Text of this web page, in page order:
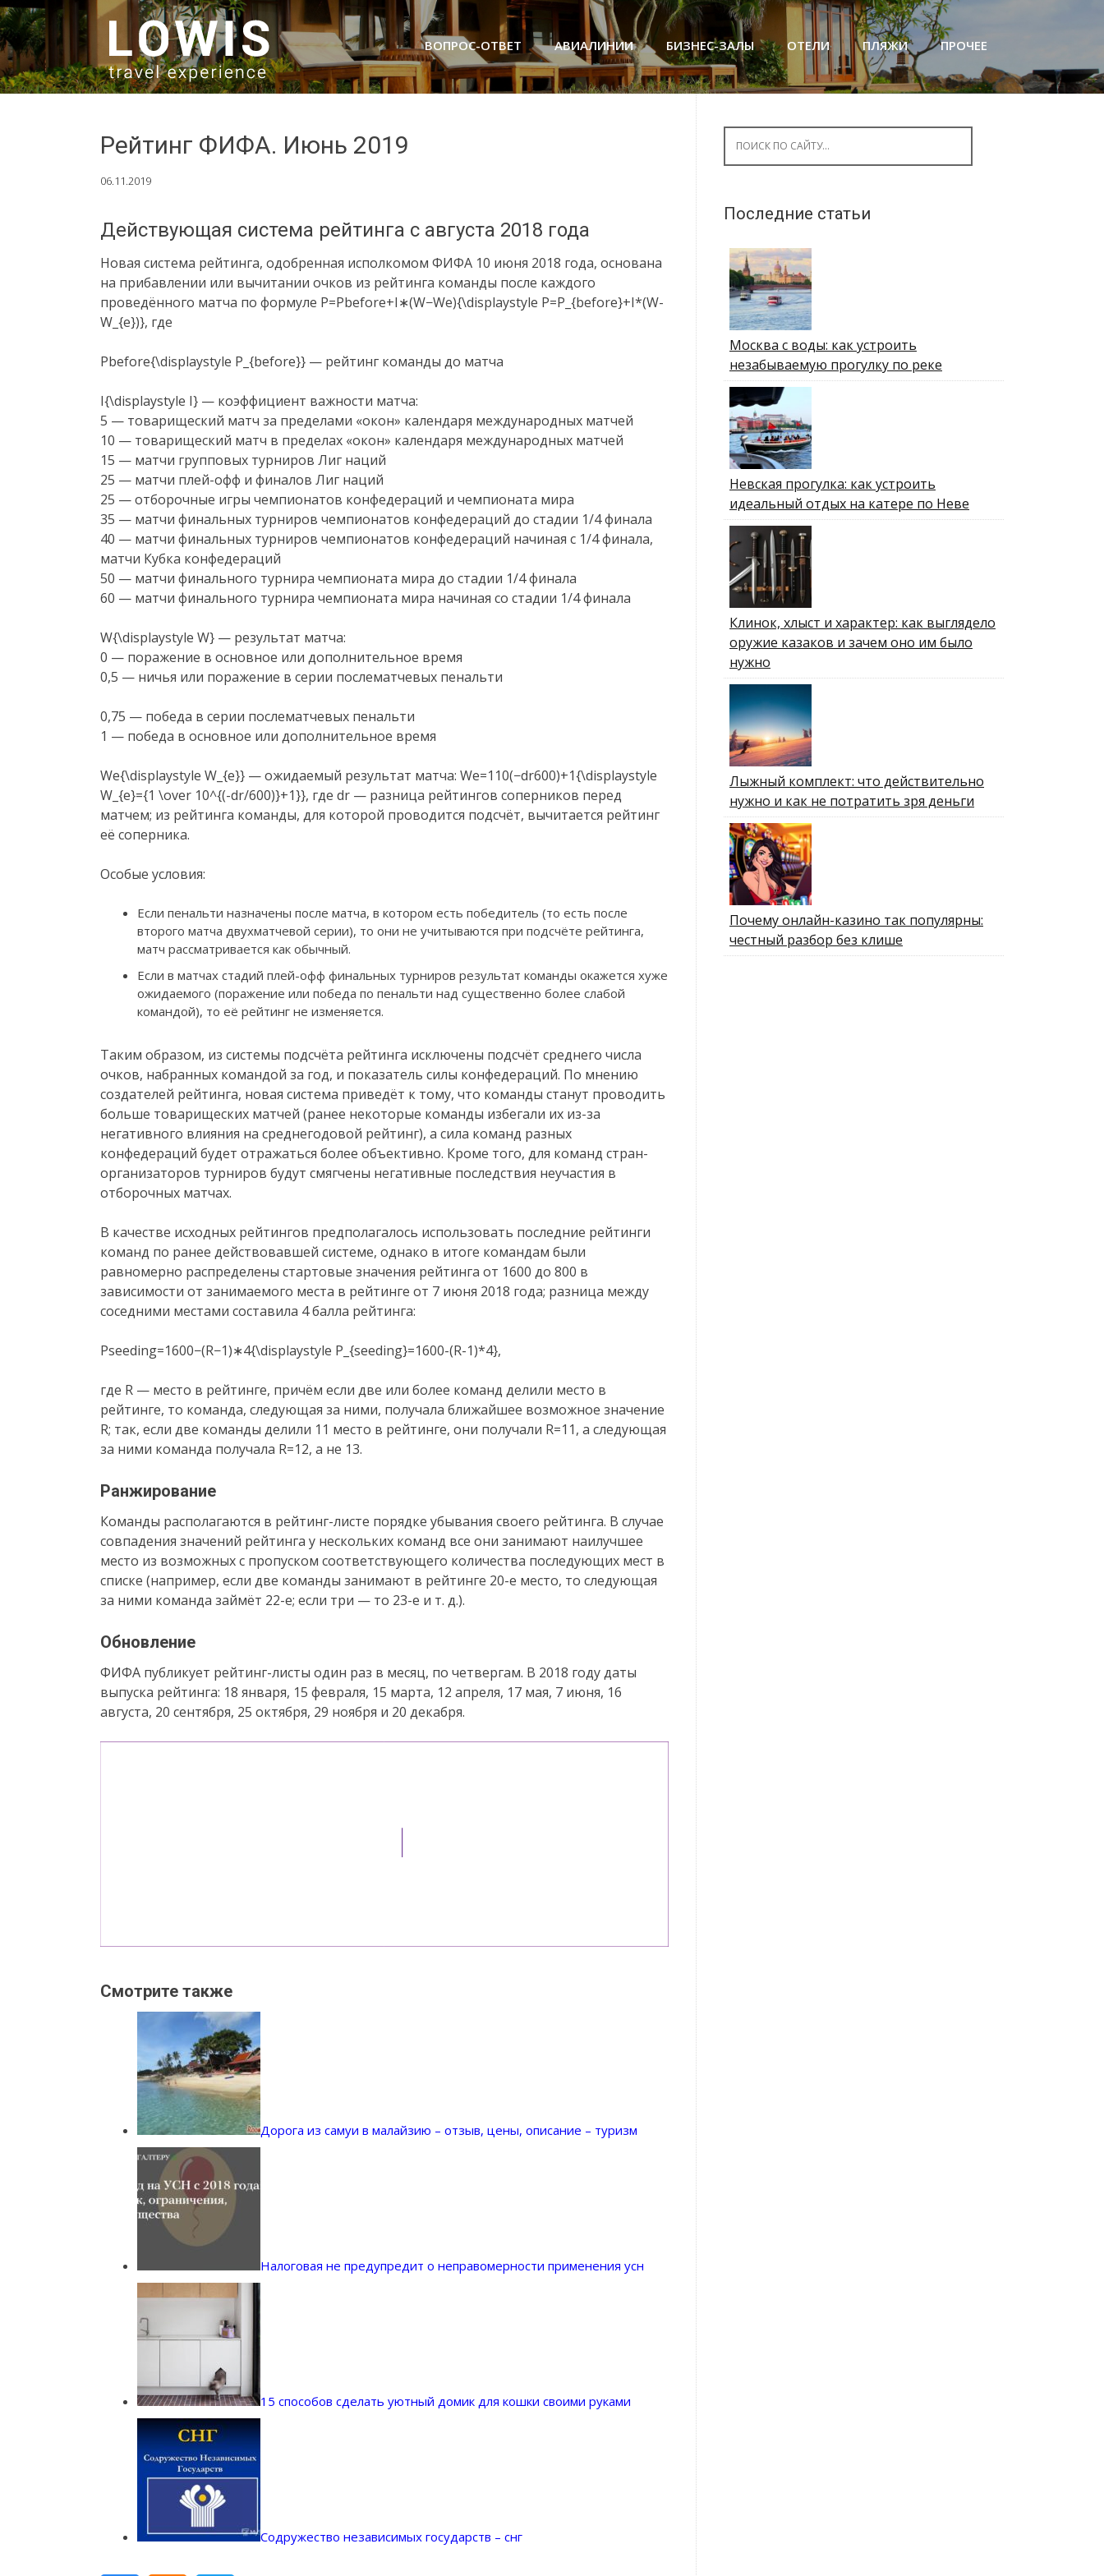
SKIP TO CONTENT ПРОЧЕЕ
ПЛЯЖИ
ОТЕЛИ
БИЗНЕС-ЗАЛЫ
АВИАЛИНИИ
ВОПРОС-ОТВЕТ
Рейтинг ФИФА. Июнь 2019
06.11.2019
Действующая система рейтинга с августа 2018 года
Новая система рейтинга, одобренная исполкомом ФИФА 10 июня 2018 года, основана
на прибавлении или вычитании очков из рейтинга команды после каждого
проведённого матча по формуле P=Pbefore+I∗(W−We){\displaystyle P=P_{before}+I*(W-
W_{e})}, где
Pbefore{\displaystyle P_{before}} — рейтинг команды до матча
I{\displaystyle I} — коэффициент важности матча:
5 — товарищеский матч за пределами «окон» календаря международных матчей
10 — товарищеский матч в пределах «окон» календаря международных матчей
15 — матчи групповых турниров Лиг наций
25 — матчи плей-офф и финалов Лиг наций
25 — отборочные игры чемпионатов конфедераций и чемпионата мира
35 — матчи финальных турниров чемпионатов конфедераций до стадии 1/4 финала
40 — матчи финальных турниров чемпионатов конфедераций начиная с 1/4 финала,
матчи Кубка конфедераций
50 — матчи финального турнира чемпионата мира до стадии 1/4 финала
60 — матчи финального турнира чемпионата мира начиная со стадии 1/4 финала
W{\displaystyle W} — результат матча:
0 — поражение в основное или дополнительное время
0,5 — ничья или поражение в серии послематчевых пенальти
0,75 — победа в серии послематчевых пенальти
1 — победа в основное или дополнительное время
We{\displaystyle W_{e}} — ожидаемый результат матча: We=110(−dr600)+1{\displaystyle
W_{e}={1 \over 10^{(-dr/600)}+1}}, где dr — разница рейтингов соперников перед
матчем; из рейтинга команды, для которой проводится подсчёт, вычитается рейтинг
её соперника.
Особые условия:
Если пенальти назначены после матча, в котором есть победитель (то есть после
второго матча двухматчевой серии), то они не учитываются при подсчёте рейтинга,
матч рассматривается как обычный.
Если в матчах стадий плей-офф финальных турниров результат команды окажется хуже
ожидаемого (поражение или победа по пенальти над существенно более слабой
командой), то её рейтинг не изменяется.
Таким образом, из системы подсчёта рейтинга исключены подсчёт среднего числа
очков, набранных командой за год, и показатель силы конфедераций. По мнению
создателей рейтинга, новая система приведёт к тому, что команды станут проводить
больше товарищеских матчей (ранее некоторые команды избегали их из-за
негативного влияния на среднегодовой рейтинг), а сила команд разных
конфедераций будет отражаться более объективно. Кроме того, для команд стран-
организаторов турниров будут смягчены негативные последствия неучастия в
отборочных матчах.
В качестве исходных рейтингов предполагалось использовать последние рейтинги
команд по ранее действовавшей системе, однако в итоге командам были
равномерно распределены стартовые значения рейтинга от 1600 до 800 в
зависимости от занимаемого места в рейтинге от 7 июня 2018 года; разница между
соседними местами составила 4 балла рейтинга:
Pseeding=1600−(R−1)∗4{\displaystyle P_{seeding}=1600-(R-1)*4},
где R — место в рейтинге, причём если две или более команд делили место в
рейтинге, то команда, следующая за ними, получала ближайшее возможное значение
R; так, если две команды делили 11 место в рейтинге, они получали R=11, а следующая
за ними команда получала R=12, а не 13.
Ранжирование
Команды располагаются в рейтинг-листе порядке убывания своего рейтинга. В случае
совпадения значений рейтинга у нескольких команд все они занимают наилучшее
место из возможных с пропуском соответствующего количества последующих мест в
списке (например, если две команды занимают в рейтинге 20-е место, то следующая
за ними команда займёт 22-е; если три — то 23-е и т. д.).
Обновление
ФИФА публикует рейтинг-листы один раз в месяц, по четвергам. В 2018 году даты
выпуска рейтинга: 18 января, 15 февраля, 15 марта, 12 апреля, 17 мая, 7 июня, 16
августа, 20 сентября, 25 октября, 29 ноября и 20 декабря.
Смотрите также
Дорога из самуи в малайзию – отзыв, цены, описание – туризм
Налоговая не предупредит о неправомерности применения усн
15 способов сделать уютный домик для кошки своими руками
Содружество независимых государств – снг
Последние статьи
Москва с воды: как устроить
незабываемую прогулку по реке
Невская прогулка: как устроить
идеальный отдых на катере по Неве
Клинок, хлыст и характер: как выглядело
оружие казаков и зачем оно им было
нужно
Лыжный комплект: что действительно
нужно и как не потратить зря деньги
Почему онлайн-казино так популярны:
честный разбор без клише